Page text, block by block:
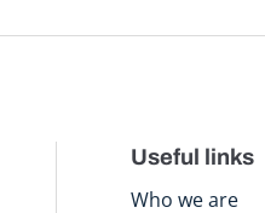
Useful links
Who we are